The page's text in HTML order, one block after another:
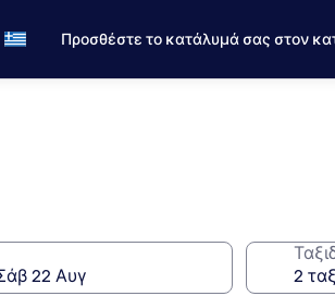
Προσθέστε το κατάλυμά σας στον